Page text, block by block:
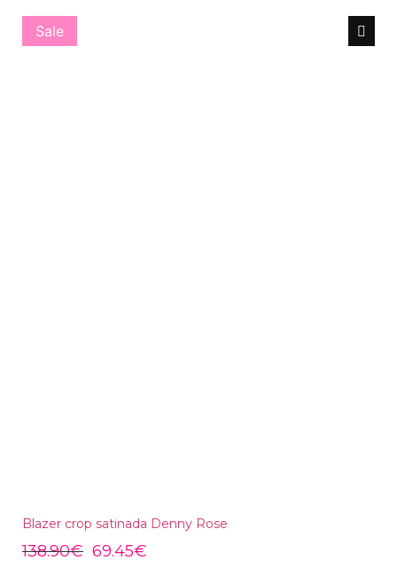
Sale
Blazer crop satinada Denny Rose
138.90€ 69.45€